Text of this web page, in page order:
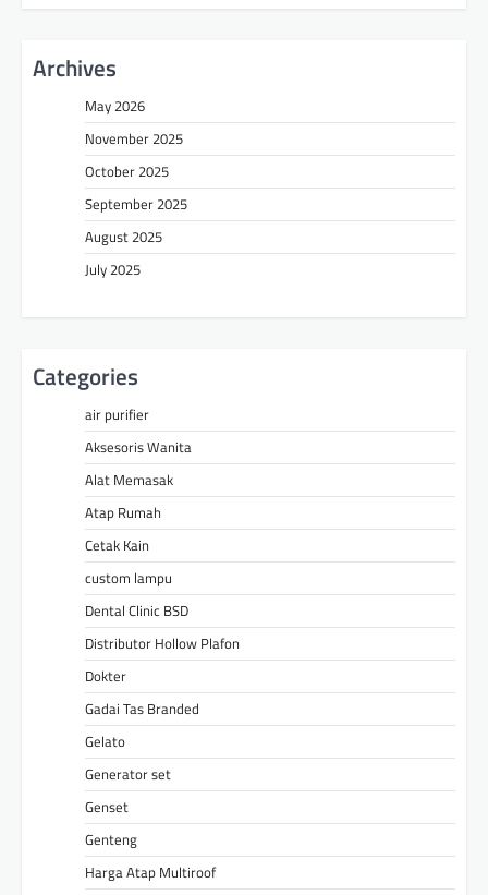
Archives
May 2026
November 2025
October 2025
September 2025
August 2025
July 2025
Categories
air purifier
Aksesoris Wanita
Alat Memasak
Atap Rumah
Cetak Kain
custom lampu
Dental Clinic BSD
Distributor Hollow Plafon
Dokter
Gadai Tas Branded
Gelato
Generator set
Genset
Genteng
Harga Atap Multiroof